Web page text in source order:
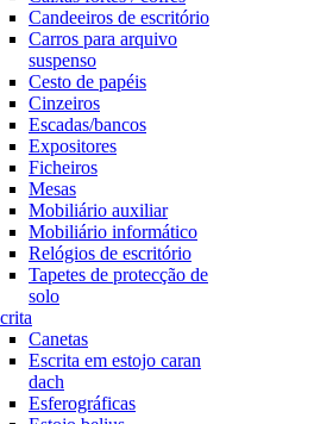
Candeeiros de escritório
Carros para arquivo
suspenso
Cesto de papéis
Cinzeiros
Escadas/bancos
Expositores
Ficheiros
Mesas
Mobiliário auxiliar
Mobiliário informático
Relógios de escritório
Tapetes de protecção de
solo
Canetas
Escrita em estojo caran
dach
Esferográficas